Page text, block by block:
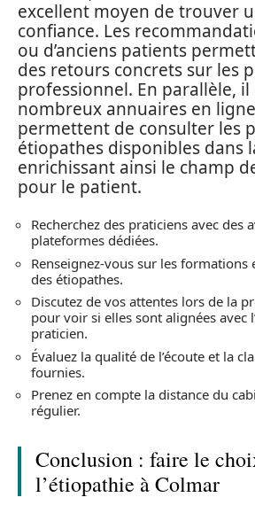
excellent moyen de trouver
confiance. Les
ou d’anciens patients
des retours concrets sur les
professionnel. En parallèle, il
nombreux annuaires en
permettent de consulter les
étiopathes disponibles dans
enrichissant ainsi le champ
pour le patient.
Recherchez des praticiens avec des
plateformes dédiées.
Renseignez-vous sur les formations
des étiopathes.
Discutez de vos attentes lors de la
pour voir si elles sont alignées avec
praticien.
Évaluez la qualité de l’écoute et la
fournies.
Prenez en compte la distance du
régulier.
Conclusion : faire le
l’étiopathie à Colmar